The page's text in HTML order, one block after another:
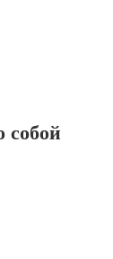
собой